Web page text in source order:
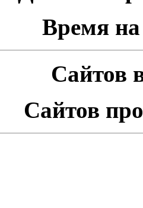
Время на
Сайтов
Сайтов